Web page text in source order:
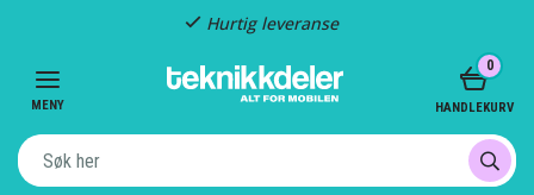
Hurtig leveranse
MENY
0
HANDLEKURV